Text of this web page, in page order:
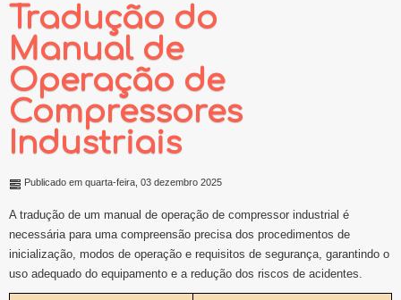
Tradução do
Manual de
Operação de
Compressores
Industriais
Publicado em quarta-feira, 03 dezembro 2025
A tradução de um manual de operação de compressor industrial é
necessária para uma compreensão precisa dos procedimentos de
inicialização, modos de operação e requisitos de segurança, garantindo o
uso adequado do equipamento e a redução dos riscos de acidentes.